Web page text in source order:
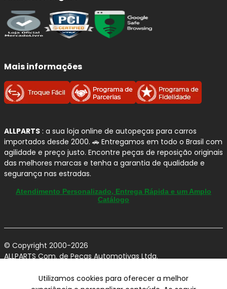
Mais informações
ALLPARTS : a sua loja online de autopeças para carros
importados desde 2000. 🚗 Entregamos em todo o Brasil com
agilidade e preço justo. Encontre peças de reposição originais
das melhores marcas e tenha a garantia de qualidade e
segurança nas estradas.
Atendimento Personalizado, Entrega Rápida e um Amplo
Catálogo
© Copyright 2000-2026
ALLPARTS Com. de Peças Automotivas Ltda.
Claudina - Vinhedo/SP - CEP 13284-480.
Utilizamos cookies para oferecer a melhor